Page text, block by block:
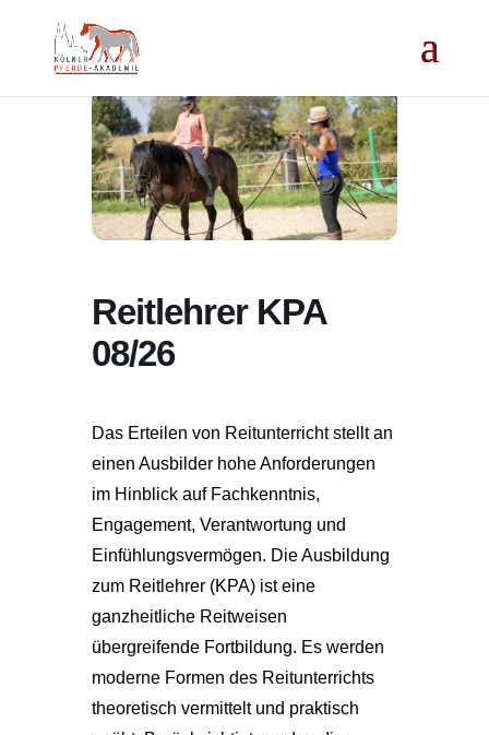
Reitlehrer KPA
08/26
Das Erteilen von Reitunterricht stellt an
einen Ausbilder hohe Anforderungen
im Hinblick auf Fachkenntnis,
Engagement, Verantwortung und
Einfühlungsvermögen. Die Ausbildung
zum Reitlehrer (KPA) ist eine
ganzheitliche Reitweisen
übergreifende Fortbildung. Es werden
moderne Formen des Reitunterrichts
theoretisch vermittelt und praktisch